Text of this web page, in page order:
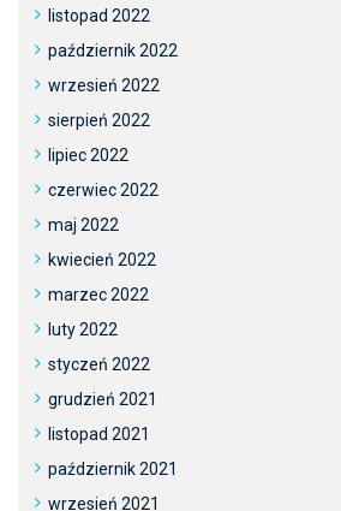
listopad 2022
październik 2022
wrzesień 2022
sierpień 2022
lipiec 2022
czerwiec 2022
maj 2022
kwiecień 2022
marzec 2022
luty 2022
styczeń 2022
grudzień 2021
listopad 2021
październik 2021
wrzesień 2021